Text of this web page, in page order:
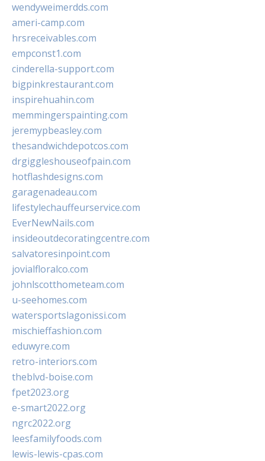
wendyweimerdds.com
ameri-camp.com
hrsreceivables.com
empconst1.com
cinderella-support.com
bigpinkrestaurant.com
inspirehuahin.com
memmingerspainting.com
jeremypbeasley.com
thesandwichdepotcos.com
drgiggleshouseofpain.com
hotflashdesigns.com
garagenadeau.com
lifestylechauffeurservice.com
EverNewNails.com
insideoutdecoratingcentre.com
salvatoresinpoint.com
jovialfloralco.com
johnlscotthometeam.com
u-seehomes.com
watersportslagonissi.com
mischieffashion.com
eduwyre.com
retro-interiors.com
theblvd-boise.com
fpet2023.org
e-smart2022.org
ngrc2022.org
leesfamilyfoods.com
lewis-lewis-cpas.com